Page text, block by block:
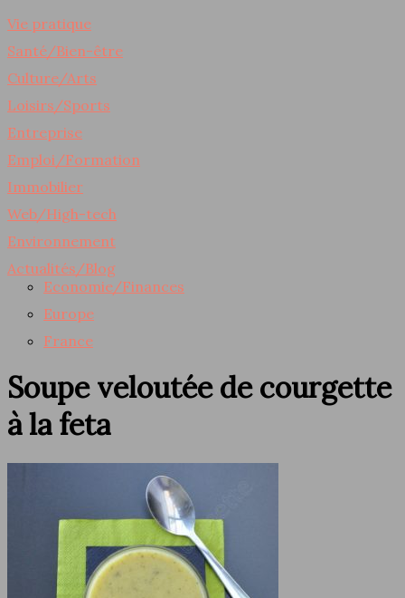
Vie pratique
Santé/Bien-être
Culture/Arts
Loisirs/Sports
Entreprise
Emploi/Formation
Immobilier
Web/High-tech
Environnement
Actualités/Blog
Economie/Finances
Europe
France
Soupe veloutée de courgette
à la feta